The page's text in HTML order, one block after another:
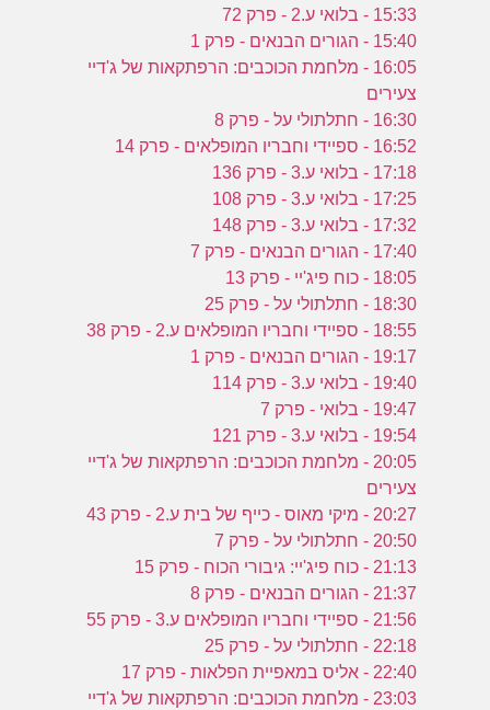
15:33 - בלואי ע.2 - פרק 72
15:40 - הגורים הבנאים - פרק 1
16:05 - מלחמת הכוכבים: הרפתקאות של ג'דיי
צעירים
16:30 - חתלתולי על - פרק 8
16:52 - ספיידי וחבריו המופלאים - פרק 14
17:18 - בלואי ע.3 - פרק 136
17:25 - בלואי ע.3 - פרק 108
17:32 - בלואי ע.3 - פרק 148
17:40 - הגורים הבנאים - פרק 7
18:05 - כוח פיג'יי - פרק 13
18:30 - חתלתולי על - פרק 25
18:55 - ספיידי וחבריו המופלאים ע.2 - פרק 38
19:17 - הגורים הבנאים - פרק 1
19:40 - בלואי ע.3 - פרק 114
19:47 - בלואי - פרק 7
19:54 - בלואי ע.3 - פרק 121
20:05 - מלחמת הכוכבים: הרפתקאות של ג'דיי
צעירים
20:27 - מיקי מאוס - כייף של בית ע.2 - פרק 43
20:50 - חתלתולי על - פרק 7
21:13 - כוח פיג'יי: גיבורי הכוח - פרק 15
21:37 - הגורים הבנאים - פרק 8
21:56 - ספיידי וחבריו המופלאים ע.3 - פרק 55
22:18 - חתלתולי על - פרק 25
22:40 - אליס במאפיית הפלאות - פרק 17
23:03 - מלחמת הכוכבים: הרפתקאות של ג'דיי